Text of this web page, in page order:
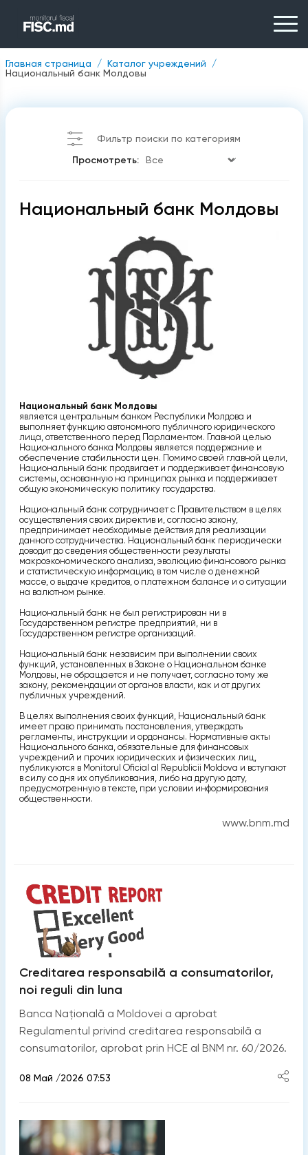
Главная страница
Каталог учреждений
Национальный банк Молдовы
Фильтр поиски по категориям
Просмотреть:
Национальный банк Молдовы
Национальный банк Молдовы
является центральным банком Республики Молдова и
выполняет функцию автономного публичного юридического
лица, ответственного перед Парламентом. Главной целью
Национального банка Молдовы является поддержание и
обеспечение стабильности цен. Помимо своей главной цели,
Национальный банк продвигает и поддерживает финансовую
системы, основанную на принципах рынка и поддерживает
общую экономическую политику государства.
Национальный банк сотрудничает с Правительством в целях
осуществления своих директив и, согласно закону,
предпринимает необходимые действия для реализации
данного сотрудничества. Национальный банк периодически
доводит до сведения общественности результаты
макроэкономического анализа, эволюцию финансового рынка
и статистическую информацию, в том числе о денежной
массе, о выдаче кредитов, о платежном балансе и о ситуации
на валютном рынке.
Национальный банк не был регистрирован ни в
Государственном регистре предприятий, ни в
Государственном регистре организаций.
Национальный банк независим при выполнении своих
функций, установленных в Законе о Национальном банке
Молдовы, не обращается и не получает, согласно тому же
закону, рекомендации от органов власти, как и от других
публичных учреждений.
В целях выполнения своих функций, Национальный банк
имеет право принимать постановления, утверждать
регламенты, инструкции и ордонансы. Нормативные акты
Национального банка, обязательные для финансовых
учреждений и прочих юридических и физических лиц,
публикуются в Monitorul Oficial al Republicii Moldova и вступают
в силу со дня их опубликования, либо на другую дату,
предусмотренную в тексте, при условии информирования
общественности.
www.bnm.md
Creditarea responsabilă a consumatorilor,
noi reguli din luna
Banca Națională a Moldovei a aprobat
Regulamentul privind creditarea responsabilă a
consumatorilor, aprobat prin HCE al BNM nr. 60/2026.
08 Май /2026 07:53